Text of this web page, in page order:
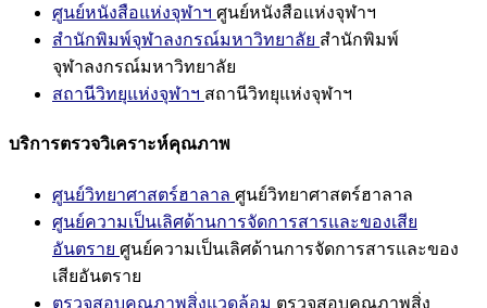
ศูนย์หนังสือแห่งจุฬาฯ ศูนย์หนังสือแห่งจุฬาฯ
สำนักพิมพ์จุฬาลงกรณ์มหาวิทยาลัย สำนักพิมพ์
จุฬาลงกรณ์มหาวิทยาลัย
สถานีวิทยุแห่งจุฬาฯ สถานีวิทยุแห่งจุฬาฯ
บริการตรวจวิเคราะห์คุณภาพ
ศูนย์วิทยาศาสตร์ฮาลาล ศูนย์วิทยาศาสตร์ฮาลาล
ศูนย์ความเป็นเลิศด้านการจัดการสารและของเสีย
อันตราย ศูนย์ความเป็นเลิศด้านการจัดการสารและของ
เสียอันตราย
ตรวจสอบคุณภาพสิ่งแวดล้อม ตรวจสอบคุณภาพสิ่ง